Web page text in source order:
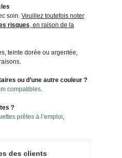
soin. Veuillez toutefois noter
risques , en raison de la
teinte dorée ou argentée,
ou d’une autre couleur ?
compatibles.
?
prêtes à l’emploi
des clients